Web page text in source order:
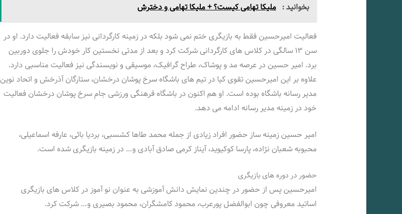
بخوانید : ملیکا تهامی کیست؟ + ملیکا تهامی و دخترش
فعالیت امیرحسین فقط به بازیگری ختم نمی شود بلکه در زمینه کارگردانی نیز سابقه فعالیت دارد. او در
سن ۱۳ سالگی در کلاس های کارگردانی شرکت کرد و بعد از مدتی نخستین کار خودش را جلوی دوربین
برد. امیر حسین در عرصه مد و پوشاک، طراح گرافیک، موسیقی و نویسندگی نیز فعالیت مناسبی دارد.
علاوه بر این امیرحسین تقوی کیا در تیم های باشگاه سرخ پوشان درخشان، ستارگان آذرخش و اتحاد نوین
مدیر رسانه باشگاه بوده است. او هم اکنون در باشگاه فرهنگی ورزشی جام سرخ پوشان درخشان فعالیت
خود در زمینه مدیر رسانه ادامه می دهد.
امیر حسین زمینه ساز حضور افراد زیادی از جمله محمد طاها کشسبی، بردیا بائی، عارفه اسماعیلی،
محبوبه شعبان نژاده، پارسا کوکیوید، آیناز کرمی صادق آبادی و… در زمینه بازیگری شده است.
حضور در دوره های بازیگری
امیرحسین پس از حضور در چندین نمایش دانش آموزشی به عنوان نو آموز در کلاس های بازیگری
اساتید معروفی چون ابوالفضل پورعرب، محمود کامشگران، محمود‌ بصیری و… شرکت کرد.